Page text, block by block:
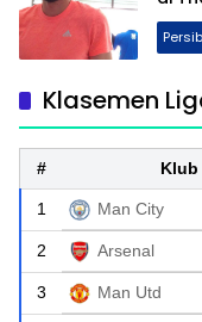
Klasemen
# Klub
1 Man City
2 Arsenal
3 Man Utd